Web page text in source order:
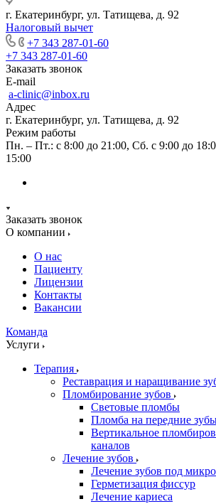
г. Екатеринбург, ул. Татищева, д. 92
Налоговый вычет
+7 343 287-01-60
+7 343 287-01-60
Заказать звонок
E-mail
a-clinic@inbox.ru
Адрес
г. Екатеринбург, ул. Татищева, д. 92
Режим работы
Пн. – Пт.: с 8:00 до 21:00, Сб. с 9:00 до
15:00
Заказать звонок
О компании
О нас
Пациенту
Лицензии
Контакты
Вакансии
Команда
Услуги
Терапия
Реставрация и наращивание
Пломбирование зубов
Световые пломбы
Пломба на передние
Вертикальное
каналов
Лечение зубов
Лечение зубов под
Герметизация фиссур
Лечение кариеса